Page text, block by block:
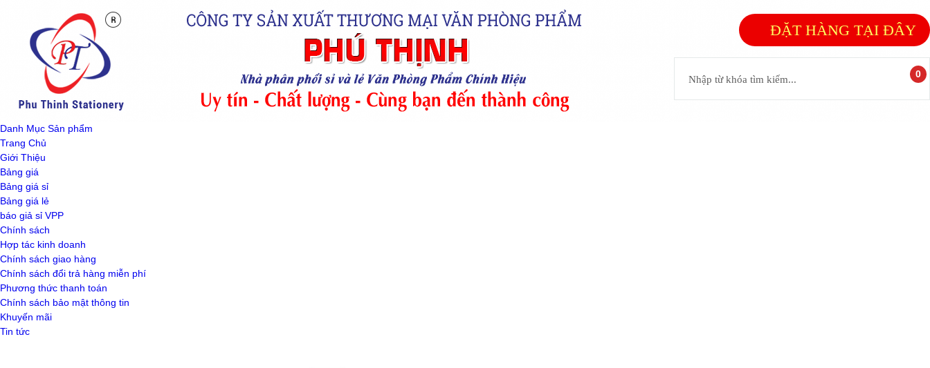
ĐẶT HÀNG TẠI ĐÂY
Danh Mục Sản phẩm
Trang Chủ
Giới Thiệu
Bảng giá
Bảng giá sỉ
Bảng giá lẻ
báo giả sỉ VPP
Chính sách
Hợp tác kinh doanh
Chính sách giao hàng
Chính sách đổi trả hàng miễn phí
Phương thức thanh toán
Chính sách bảo mật thông tin
Khuyến mãi
Tin tức
0